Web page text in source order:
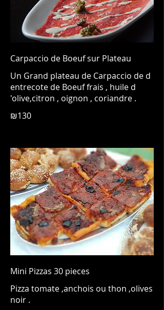
Carpaccio de Boeuf sur Plateau
Un Grand plateau de Carpaccio de d
entrecote de Boeuf frais , huile d
'olive,citron , oignon , coriandre .
₪130
Mini Pizzas 30 pieces
Pizza tomate ,anchois ou thon ,olives
noir .